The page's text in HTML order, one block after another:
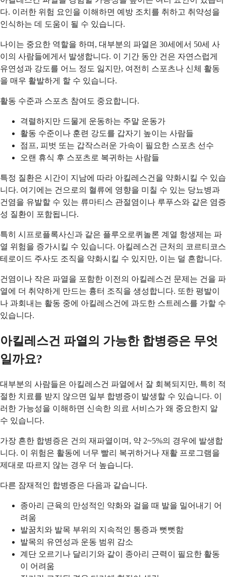
다. 이러한 위험 요인을 이해하면 예방 조치를 취하고 취약성을
인식하는 데 도움이 될 수 있습니다.
나이는 중요한 역할을 하며, 대부분의 파열은 30세에서 50세 사
이의 사람들에게서 발생합니다. 이 기간 동안 건은 자연스럽게
유연성과 강도를 어느 정도 잃지만, 여전히 스포츠나 신체 활동
을 매우 활발하게 할 수 있습니다.
활동 수준과 스포츠 참여도 중요합니다.
격렬하지만 드물게 운동하는 주말 운동가
활동 수준이나 훈련 강도를 갑자기 높이는 사람들
점프, 피벗 또는 갑작스러운 가속이 필요한 스포츠 선수
오랜 휴식 후 스포츠로 복귀하는 사람들
특정 질환은 시간이 지남에 따라 아킬레스건을 약화시킬 수 있습
니다. 여기에는 건으로의 혈류에 영향을 미칠 수 있는 당뇨병과
건염을 유발할 수 있는 류마티스 관절염이나 루푸스와 같은 염증
성 질환이 포함됩니다.
특히 시프로플록사신과 같은 플루오로퀴놀론 계열 항생제는 파
열 위험을 증가시킬 수 있습니다. 아킬레스건 근처의 코르티코스
테로이드 주사도 조직을 약화시킬 수 있지만, 이는 덜 흔합니다.
건염이나 작은 파열을 포함한 이전의 아킬레스건 문제는 건을 파
열에 더 취약하게 만드는 흉터 조직을 생성합니다. 또한 평발이
나 과회내는 활동 중에 아킬레스건에 과도한 스트레스를 가할 수
있습니다.
아킬레스건 파열의 가능한 합병증은 무엇
일까요?
대부분의 사람들은 아킬레스건 파열에서 잘 회복되지만, 특히 적
절한 치료를 받지 않으면 일부 합병증이 발생할 수 있습니다. 이
러한 가능성을 이해하면 신속한 의료 서비스가 왜 중요한지 알
수 있습니다.
가장 흔한 합병증은 건의 재파열이며, 약 2~5%의 경우에 발생합
니다. 이 위험은 활동에 너무 빨리 복귀하거나 재활 프로그램을
제대로 따르지 않는 경우 더 높습니다.
다른 잠재적인 합병증은 다음과 같습니다.
종아리 근육의 만성적인 약화와 걸을 때 발을 밀어내기 어
려움
발꿈치와 발목 부위의 지속적인 통증과 뻣뻣함
발목의 유연성과 운동 범위 감소
계단 오르기나 달리기와 같이 종아리 근력이 필요한 활동
이 어려움